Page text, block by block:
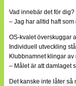
Vad innebär det för dig?
– Jag har alltid haft
OS-kvalet överskuggar
Individuell utveckling
Klubbnamnet klingar
– Målet är att damlaget
Det kanske inte låter